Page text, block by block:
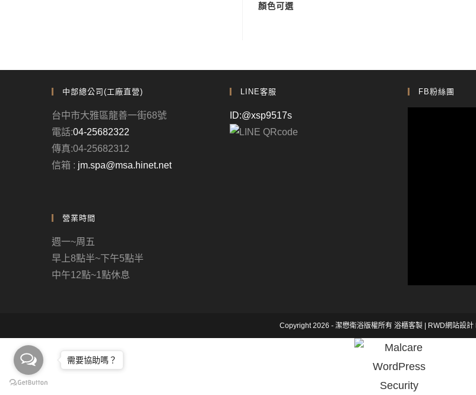
顏色可選
中部總公司(工廠直營)
台中市大雅區龍善一街68號
電話:04-25682322
傳真:04-25682312
信箱 : jm.spa@msa.hinet.net
營業時間
週一~周五
早上8點半~下午5點半
中午12點~1點休息
LINE客服
ID:@xsp9517s
FB粉絲團
Copyright 2026 - 潔懋衛浴版權所有 浴櫃客製 RWD網站設計
需要協助嗎？